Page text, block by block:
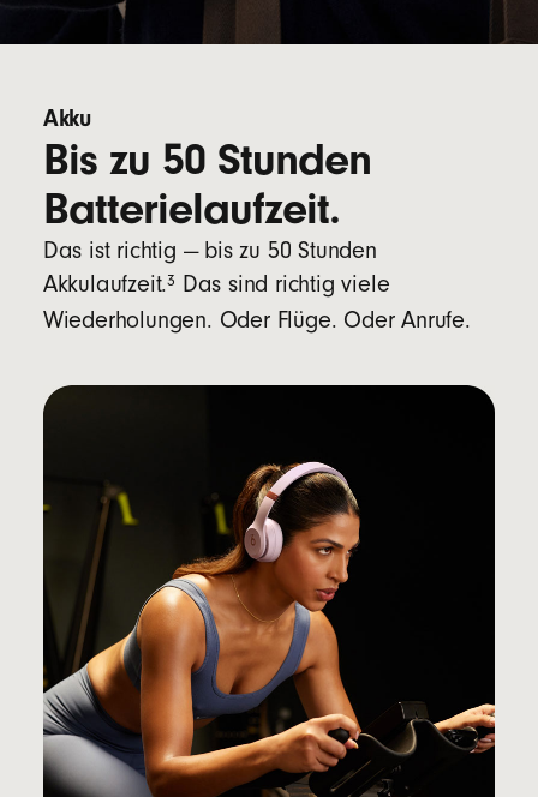
Akku
Bis zu 50 Stunden
Batterielaufzeit.
Das ist richtig — bis zu 50 Stunden
Akkulaufzeit.3
Das sind richtig viele
Wiederholungen. Oder Flüge. Oder Anrufe.